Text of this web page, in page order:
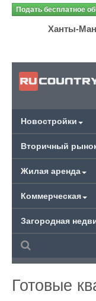
Подать бесплатное
Ханты-
Новостройки
Вторичный
Жилая аренда
Коммерческая
Загородная
Готовые